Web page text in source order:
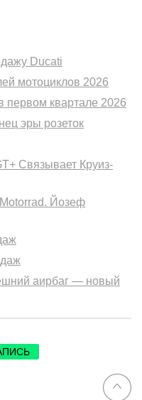
Ducati
мотоциклов 2026
первом квартале 2026
эры розеток
Связывает Круиз-
Йозеф
аирбаг — новый